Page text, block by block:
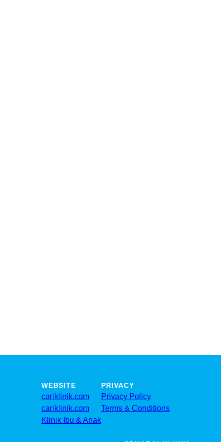
WEBSITE
cariklinik.com
cariklinik.com
Klinik Ibu & Anak
PRIVACY
Privacy Policy
Terms & Conditions